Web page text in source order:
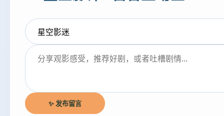
✨ 发布留言